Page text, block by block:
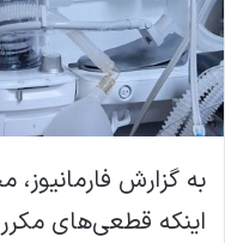
به گزارش
اینکه قطعی‌های